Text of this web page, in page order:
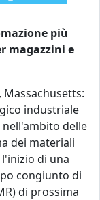
più
magazzini e
Massachusetts:
industriale
nell'ambito delle
dei materiali
di una
congiunto di
di prossima